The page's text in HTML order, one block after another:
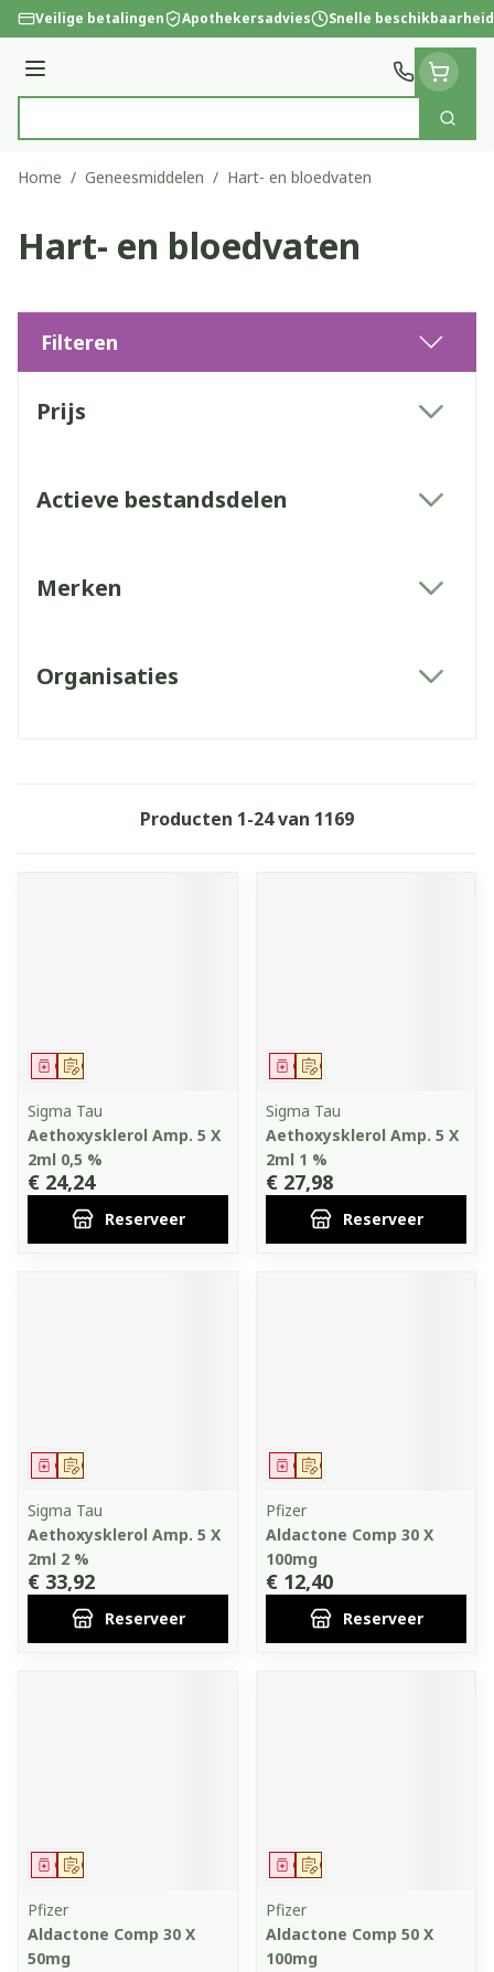
Ga naar de inhoud
Veilige betalingen Apothekersadvies Snelle beschikbaarheid
Menu
Zoek
Home / Geneesmiddelen / Hart- en bloedvaten
Hart- en bloedvaten
Filteren
Prijs
Actieve bestandsdelen
Merken
Organisaties
Producten 1-24van 1169
Op voorschrift
Geneesmiddel
Sigma Tau
Aethoxysklerol Amp. 5 X
2ml 0,5 %
€ 24,24
Reserveer
Op voorschrift
Geneesmiddel
Sigma Tau
Aethoxysklerol Amp. 5 X
2ml 1 %
€ 27,98
Reserveer
Op voorschrift
Geneesmiddel
Sigma Tau
Aethoxysklerol Amp. 5 X
2ml 2 %
€ 33,92
Reserveer
Op voorschrift
Geneesmiddel
Pfizer
Aldactone Comp 30 X
100mg
€ 12,40
Reserveer
Op voorschrift
Geneesmiddel
Pfizer
Aldactone Comp 30 X
50mg
Op voorschrift
Geneesmiddel
Pfizer
Aldactone Comp 50 X
100mg